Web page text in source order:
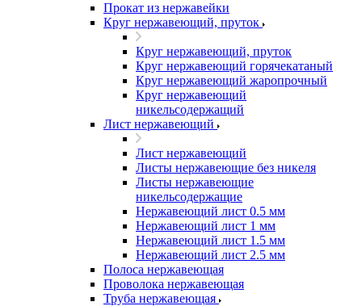
Прокат из нержавейки
Круг нержавеющий, пруток
Круг нержавеющий, пруток
Круг нержавеющий горячекатаный
Круг нержавеющий жаропрочный
Круг нержавеющий
никельсодержащий
Лист нержавеющий
Лист нержавеющий
Листы нержавеющие без никеля
Листы нержавеющие
никельсодержащие
Нержавеющий лист 0.5 мм
Нержавеющий лист 1 мм
Нержавеющий лист 1.5 мм
Нержавеющий лист 2.5 мм
Полоса нержавеющая
Проволока нержавеющая
Труба нержавеющая